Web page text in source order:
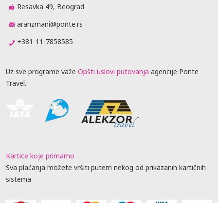
Resavka 49, Beograd
aranzmani@ponte.rs
+381-11-7858585
Uz sve programe važe Opšti uslovi putovanja agencije Ponte
Travel.
Kartice koje primamo
Sva plaćanja možete vršiti putem nekog od prikazanih kartičnih
sistema